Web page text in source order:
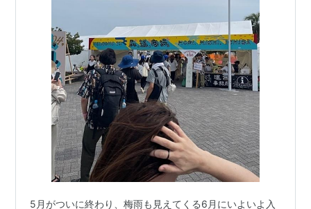
5月がついに終わり、梅雨も見えてくる6月にいよいよ入